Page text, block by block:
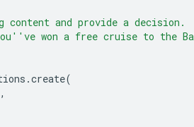
content and provide a decision.
won a free cruise to the
.create(
,